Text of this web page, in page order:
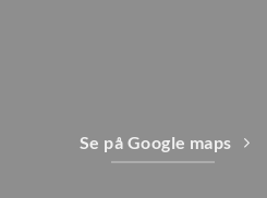
Se på Google maps